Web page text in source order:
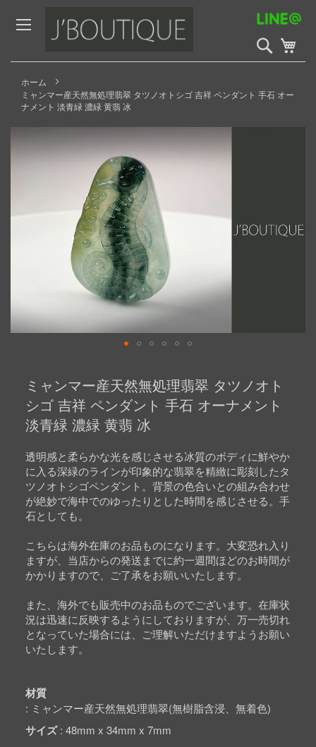
to
Content
検
索
開
ホーム
ミャンマー産天然無処理翡翠 タツノオトシゴ 吉祥 ペンダント 手石 オー
ナメント 淡青緑 濃緑 黄翡 冰
Skip
the
gallery
beginning
images
gallery
ミャンマー産天然無処理翡翠 タツノオト
シゴ 吉祥 ペンダント 手石 オーナメント
淡青緑 濃緑 黄翡 冰
透明感と柔らかな光を感じさせる冰質のボディに鮮やか
に入る深緑のラインが印象的な翡翠を精緻に彫刻したタ
ツノオトシゴペンダント。背景の色合いとの組み合わせ
が絶妙で海中でのゆったりとした時間を感じさせる。手
石としても。
こちらは海外在庫のお品ものになります。大変恐れ入り
ますが、当店からの発送までに約一週間ほどのお時間が
かかりますので、ご了承をお願いいたします。
また、海外でも販売中のお品ものでございます。在庫状
況は迅速に反映するようにしておりますが、万一売切れ
となっていた場合には、ご理解いただけますようお願い
いたします。
材質
ミャンマー産天然無処理翡翠(無樹脂含浸、無着色)
サイズ 48mm x 34mm x 7mm